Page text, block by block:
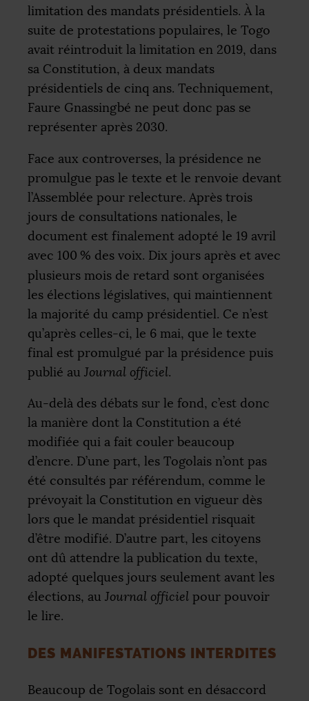
limitation des mandats présidentiels. À la
suite de protestations populaires, le Togo
avait réintroduit la limitation en 2019, dans
sa Constitution, à deux mandats
présidentiels de cinq ans. Techniquement,
Faure Gnassingbé ne peut donc pas se
représenter après 2030.
Face aux controverses, la présidence ne
promulgue pas le texte et le renvoie devant
l’Assemblée pour relecture. Après trois
jours de consultations nationales, le
document est finalement adopté le 19 avril
avec 100 % des voix. Dix jours après et avec
plusieurs mois de retard sont organisées
les élections législatives, qui maintiennent
la majorité du camp présidentiel. Ce n’est
qu’après celles-ci, le 6 mai, que le texte
final est promulgué par la présidence puis
publié au Journal officiel.
Au-delà des débats sur le fond, c’est donc
la manière dont la Constitution a été
modifiée qui a fait couler beaucoup
d’encre. D’une part, les Togolais n’ont pas
été consultés par référendum, comme le
prévoyait la Constitution en vigueur dès
lors que le mandat présidentiel risquait
d’être modifié. D’autre part, les citoyens
ont dû attendre la publication du texte,
adopté quelques jours seulement avant les
élections, au Journal officiel pour pouvoir
le lire.
DES MANIFESTATIONS INTERDITES
Beaucoup de Togolais sont en désaccord